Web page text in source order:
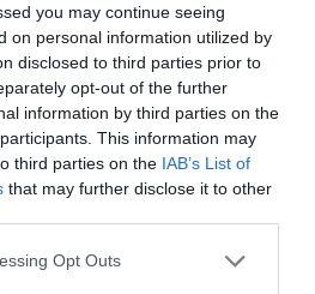
you may continue seeing
on personal information utilized by
disclosed to third parties prior to
opt-out of the further
information by third parties on the
This information may
third parties on the IAB’s List of
that may further disclose it to other
Opt Outs